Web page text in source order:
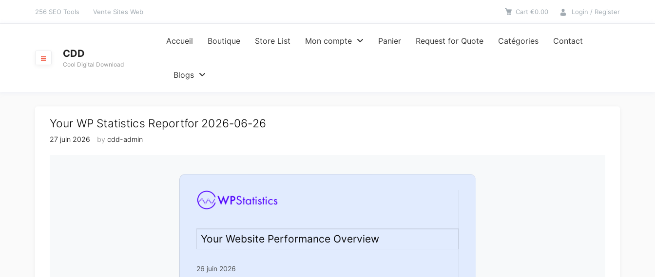
256 SEO Tools Vente Sites Web Cart €0.00 Login / Register
CDD
Cool Digital Download
Accueil Boutique Store List Mon compte Panier Request for Quote Catégories Contact
Blogs
Your WP Statistics Reportfor 2026-06-26
27 juin 2026 by cdd-admin
Your Website Performance Overview
26 juin 2026